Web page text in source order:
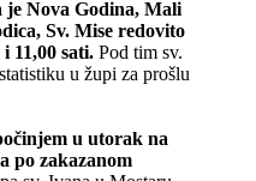
je Nova Godina, Mali
Sv. Mise redovito
11,00 sati. Pod tim sv.
u župi za prošlu
u utorak na
po zakazanom